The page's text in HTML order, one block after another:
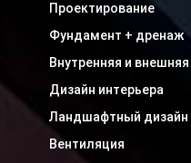
Проектирование
Фундамент + дренаж
Внутренняя и
Дизайн интерьера
Ландшафтный дизайн
Вентиляция